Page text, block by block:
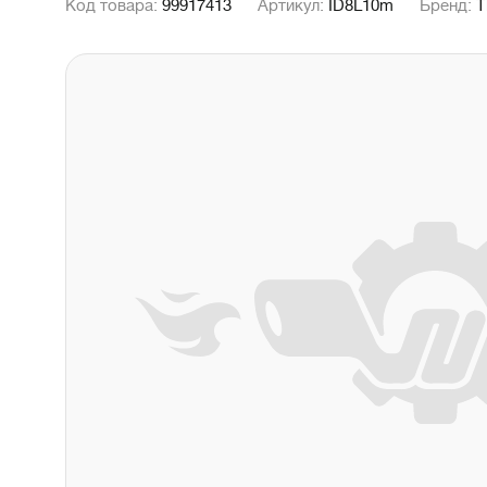
Код товара: 99917413 Артикул: ID8L10m Бренд: